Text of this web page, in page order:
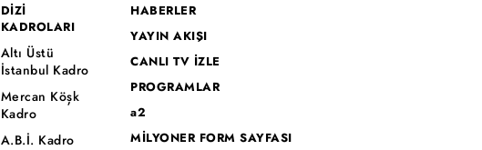
DİZİ
KADROLARI
Altı Üstü
İstanbul Kadro
Mercan Köşk
Kadro
A.B.İ. Kadro
HABERLER
YAYIN AKIŞI
CANLI TV İZLE
PROGRAMLAR
a2
MİLYONER FORM SAYFASI